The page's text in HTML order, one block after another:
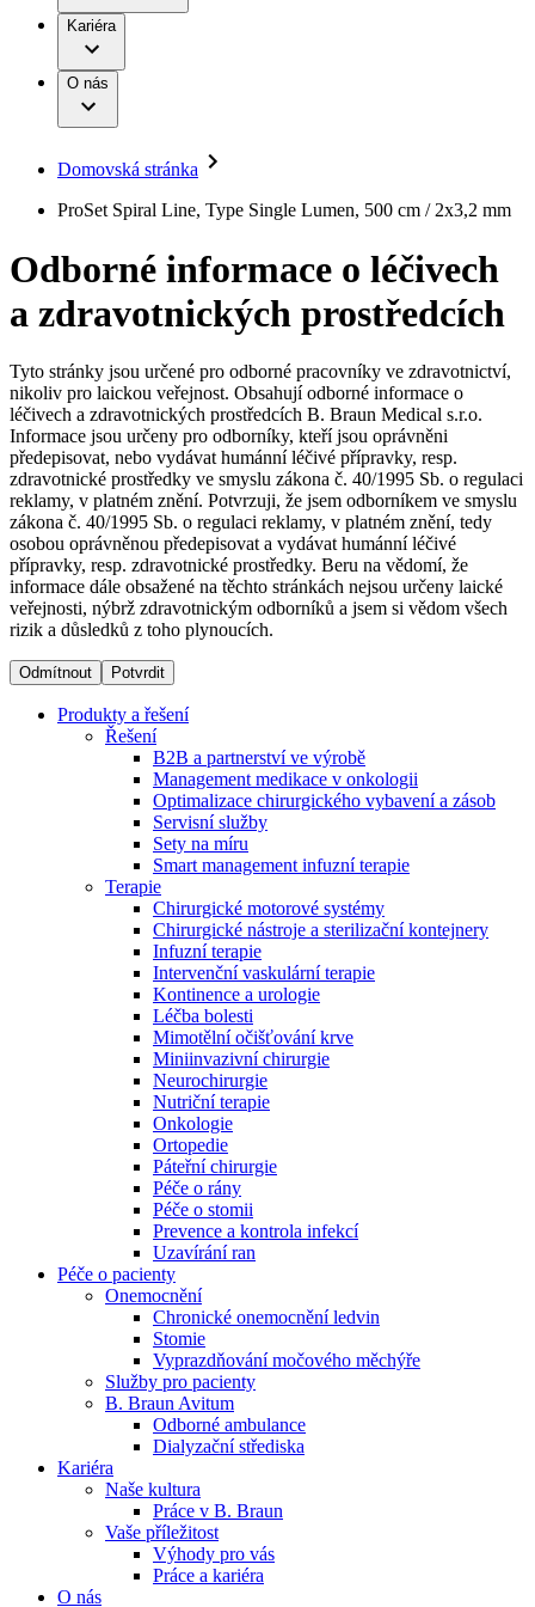
Léčba bolesti
Mimotělní očišťování krve
Neurochirurgie
Onkologie
Ortopedie
Páteřní chirurgie
Péče o rány
Prevence a kontrola infekcí
Uzavírání ran
Řešení
Terapie
Produktový katalog​
Objevte naše produkty. Navštivte produktový katalog B.
Braun s našim kompletním produktovým portfoliem.
Onemocnění
B. Braun Avitum
Dialyzační střediska​
B. Braun Avitum poskytuje kvalitní dialyzační péči ve všech
svých střediscích v České republice. Více informací se
dozvíte na stránkách jednotlivých středisek.
Odborné ambulance
Naše specializované ambulance jsou tu pro vás. Zvolte
specializaci a město, které potřebujete, a objednejte se do naší
ambulance.
Práce a kariéra
Naše kultura
Vaše příležitost​
Nabídky pracovních míst
Objevte své kariérní příležitosti ​v B. Braun. Vyhledejte náš trh
práce​ pro zajímavé pozice.​
Odpovědnost
Média
Tiskové zprávy
Kontakt
Kontaktní formulář
Registrace k odběru newsletteru
Odpovědnost
Média
Kontakt
Zůstaňte v dialogu s B. Braun. ​Kontaktujte nás.​
Kariéra
O nás
Domovská stránka
ProSet Spiral Line, Type Single Lumen, 500 cm / 2x3,2 mm
Odborné informace o léčivech
a zdravotnických prostředcích
Tyto stránky jsou určené pro odborné pracovníky ve zdravotnictví,
nikoliv pro laickou veřejnost. Obsahují odborné informace o
léčivech a zdravotnických prostředcích B. Braun Medical s.r.o.
Informace jsou určeny pro odborníky, kteří jsou oprávněni
předepisovat, nebo vydávat humánní léčivé přípravky, resp.
zdravotnické prostředky ve smyslu zákona č. 40/1995 Sb. o regulaci
reklamy, v platném znění. Potvrzuji, že jsem odborníkem ve smyslu
zákona č. 40/1995 Sb. o regulaci reklamy, v platném znění, tedy
osobou oprávněnou předepisovat a vydávat humánní léčivé
přípravky, resp. zdravotnické prostředky. Beru na vědomí, že
informace dále obsažené na těchto stránkách nejsou určeny laické
veřejnosti, nýbrž zdravotnickým odborníků a jsem si vědom všech
rizik a důsledků z toho plynoucích.
Odmítnout Potvrdit
Produkty a řešení
Řešení
B2B a partnerství ve výrobě
Management medikace v onkologii
Optimalizace chirurgického vybavení a zásob
Servisní služby
Sety na míru
Smart management infuzní terapie​
Terapie
Chirurgické motorové systémy
Chirurgické nástroje a sterilizační kontejnery
Infuzní terapie
Intervenční vaskulární terapie
Kontinence a urologie
Léčba bolesti
Mimotělní očišťování krve
Miniinvazivní chirurgie
Neurochirurgie
Nutriční terapie
Onkologie
Ortopedie
Páteřní chirurgie
Péče o rány
Péče o stomii
Prevence a kontrola infekcí
Uzavírání ran
Péče o pacienty
Onemocnění
Chronické onemocnění ledvin
Stomie
Vyprazdňování močového měchýře
Služby pro pacienty
B. Braun Avitum
Odborné ambulance
Dialyzační střediska
Kariéra
Naše kultura
Práce v B. Braun
Vaše příležitost​
Výhody pro vás
Práce a kariéra
O nás